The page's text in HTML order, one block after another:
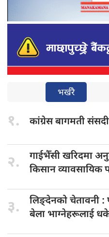
भर्खरै
१. कांग्रेस बागमती
२. गाईभैँसी खरिदमा
किसान व्यावसायिक
३. लिङ्देनको चेतावनी :
बेला भाग्नेहरूलाई